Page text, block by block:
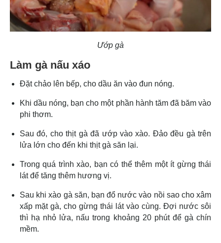
Ướp gà
Làm gà nấu xáo
Đặt chảo lên bếp, cho dầu ăn vào đun nóng.
Khi dầu nóng, bạn cho một phần hành tăm đã băm vào
phi thơm.
Sau đó, cho thịt gà đã ướp vào xào. Đảo đều gà trên
lửa lớn cho đến khi thịt gà săn lại.
Trong quá trình xào, bạn có thể thêm một ít gừng thái
lát để tăng thêm hương vị.
Sau khi xào gà săn, bạn đổ nước vào nồi sao cho xâm
xấp mặt gà, cho gừng thái lát vào cùng. Đợi nước sôi
thì hạ nhỏ lửa, nấu trong khoảng 20 phút để gà chín
mềm.